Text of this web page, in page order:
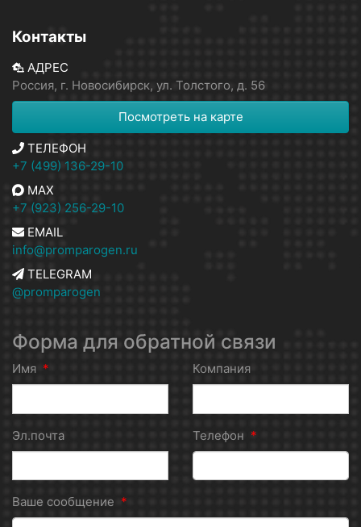
Контакты
АДРЕС
Россия, г. Новосибирск, ул. Толстого, д. 56
Посмотреть на карте
ТЕЛЕФОН
+7 (499) 136-29-10
MAX
+7 (923) 256-29-10
EMAIL
info@promparogen.ru
TELEGRAM
@promparogen
Форма для обратной связи
Имя * Компания
Эл.почта Телефон *
Ваше сообщение *